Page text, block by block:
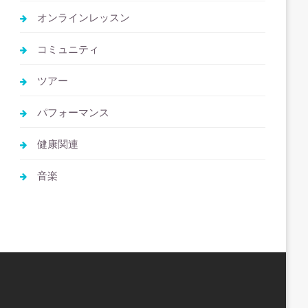
オンラインレッスン
コミュニティ
ツアー
パフォーマンス
健康関連
音楽